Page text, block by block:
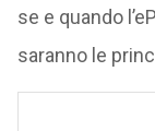
se e quando
saranno le